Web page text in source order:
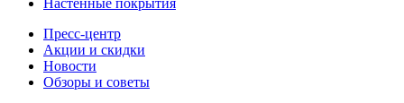
Пресс-центр
Акции и скидки
Новости
Обзоры и советы